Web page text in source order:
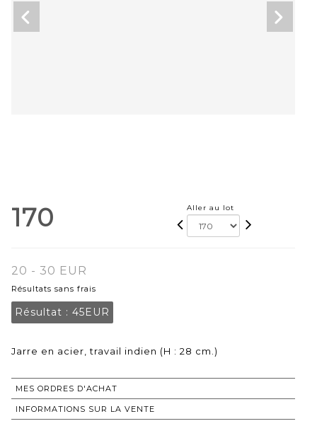
170 Aller au lot
20 - 30 EUR
Résultats sans frais
Résultat : 45EUR
Jarre en acier, travail indien (H : 28 cm.)
MES ORDRES D'ACHAT
INFORMATIONS SUR LA VENTE